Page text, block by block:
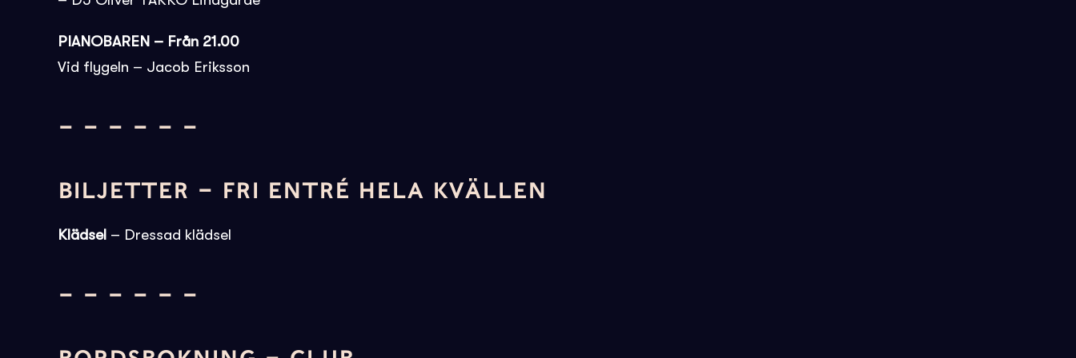
PIANOBAREN – Från 21.00
Vid flygeln – Jacob Eriksson
– – – – – –
BILJETTER – FRI ENTRÉ HELA KVÄLLEN
Klädsel – Dressad klädsel
– – – – – –